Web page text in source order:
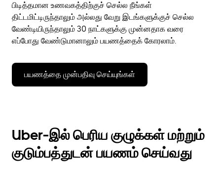
பிடித்தமான உணவகத்திற்குச் செல்ல நீங்கள்
திட்டமிட்டிருந்தாலும் அல்லது வேறு இடங்களுக்குச் செல்ல
வேண்டியிருந்தாலும் 30 நாட்களுக்கு முன்னதாக வரை
எப்போது வேண்டுமானாலும் பயணத்தைக் கோரலாம்.
பயணத்தை முன்பதிவு செய்யுங்கள்
Uber-இல் பெரிய குழுக்கள் மற்றும்
குடும்பத்துடன் பயணம் செய்வது